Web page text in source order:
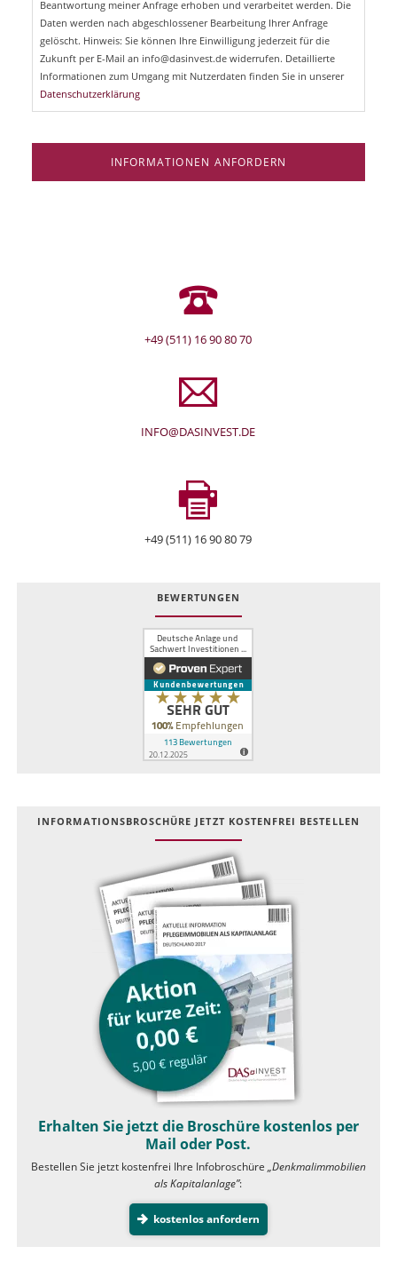
Beantwortung meiner Anfrage erhoben und verarbeitet werden. Die
Daten werden nach abgeschlossener Bearbeitung Ihrer Anfrage
gelöscht. Hinweis: Sie können Ihre Einwilligung jederzeit für die
Zukunft per E-Mail an info@dasinvest.de widerrufen. Detaillierte
Informationen zum Umgang mit Nutzerdaten finden Sie in unserer
Datenschutzerklärung
INFORMATIONEN ANFORDERN
+49 (511) 16 90 80 70
INFO@DASINVEST.DE
+49 (511) 16 90 80 79
BEWERTUNGEN
INFOR­MATIONS­BROSCHÜRE JETZT KOSTEN­FREI BESTELLEN
Erhalten Sie jetzt die Broschüre kostenlos per
Mail oder Post.
Bestellen Sie jetzt kostenfrei Ihre Infobroschüre „Denkmalimmobilien
als Kapitalanlage”:
kostenlos anfordern